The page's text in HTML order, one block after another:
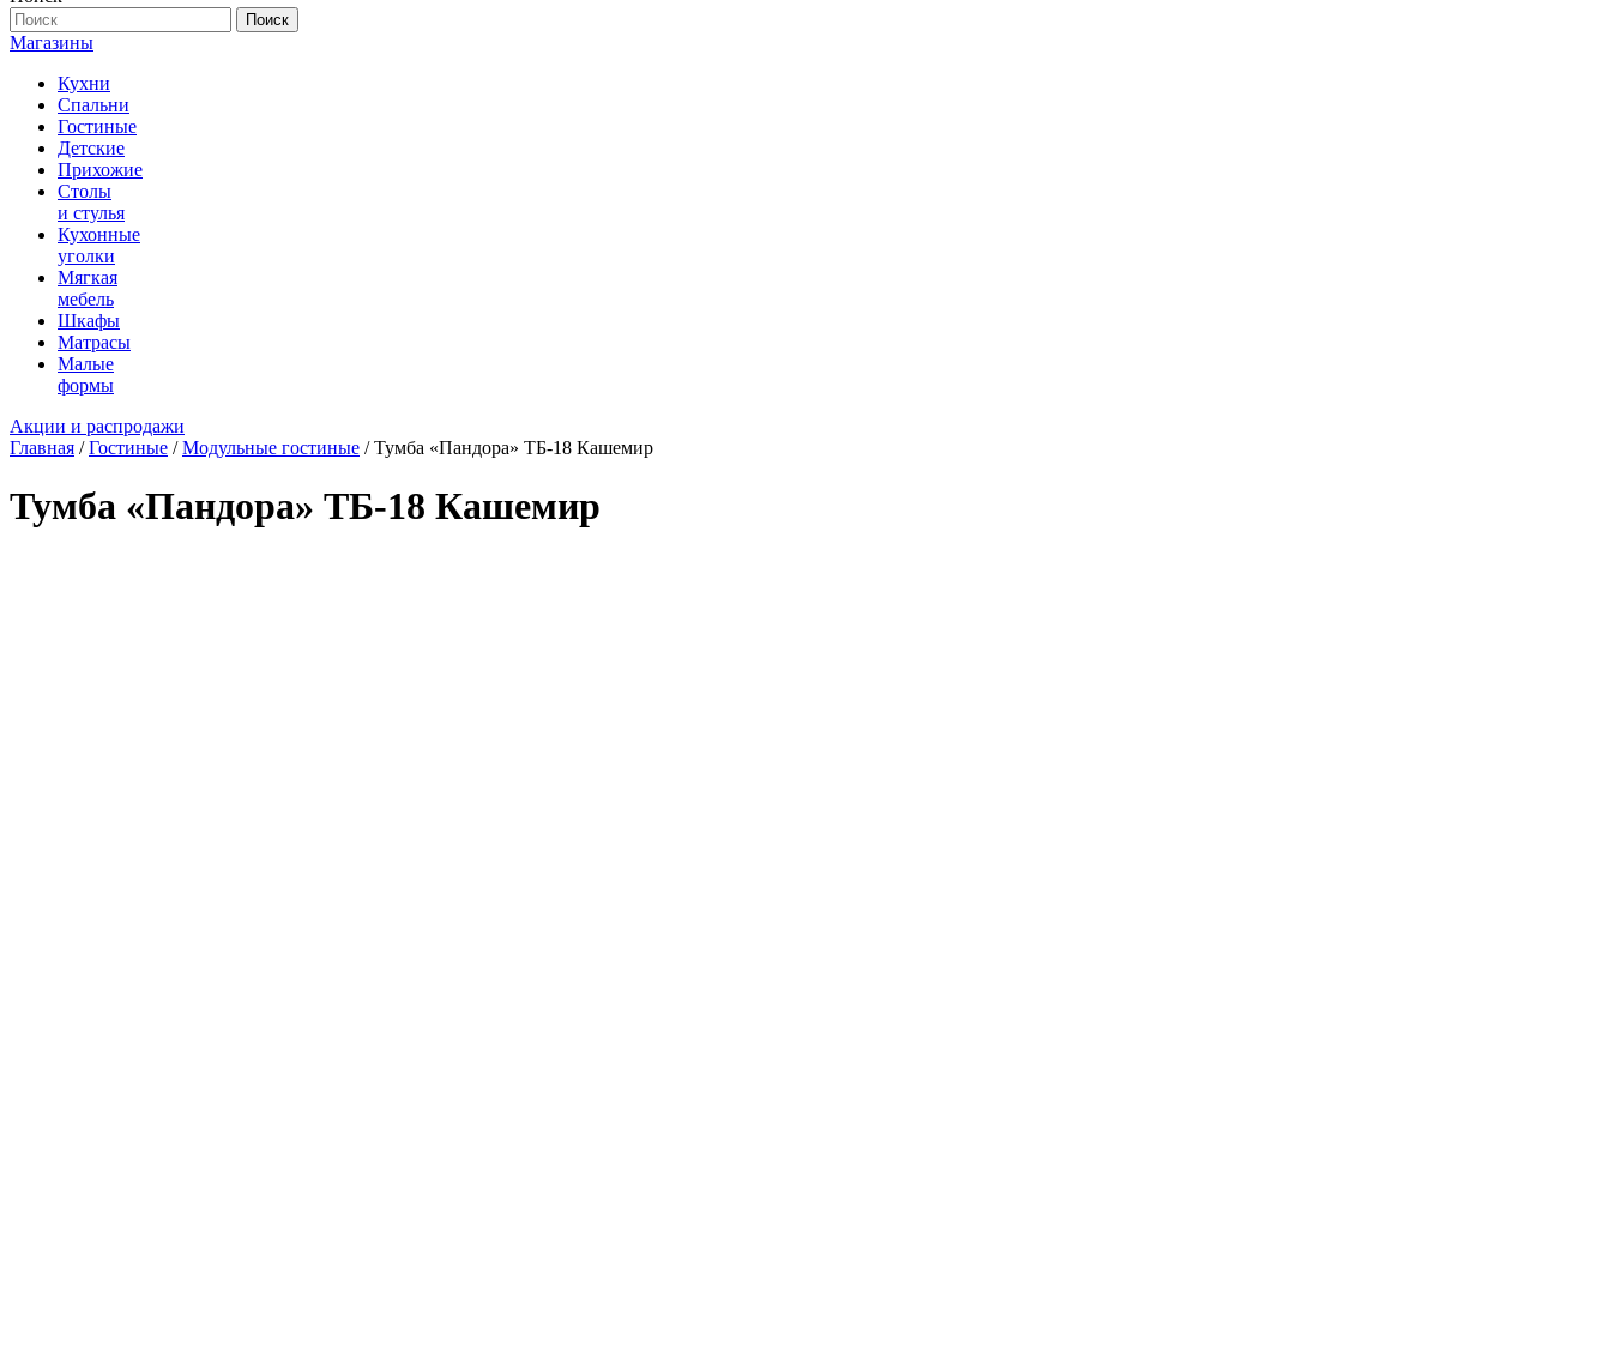
Поиск
Магазины
Кухни
Спальни
Гостиные
Детские
Прихожие
Столы
и стулья
Кухонные
уголки
Мягкая
мебель
Шкафы
Матрасы
Малые
формы
Акции и распродажи
Главная /Гостиные /Модульные гостиные / Тумба «Пандора» ТБ-18 Кашемир
Тумба «Пандора» ТБ-18 Кашемир